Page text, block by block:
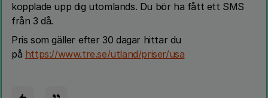
kopplade upp dig utomlands. Du bör ha fått ett SMS
från 3 då.
Pris som gäller efter 30 dagar hittar du
på https://www.tre.se/utland/priser/usa